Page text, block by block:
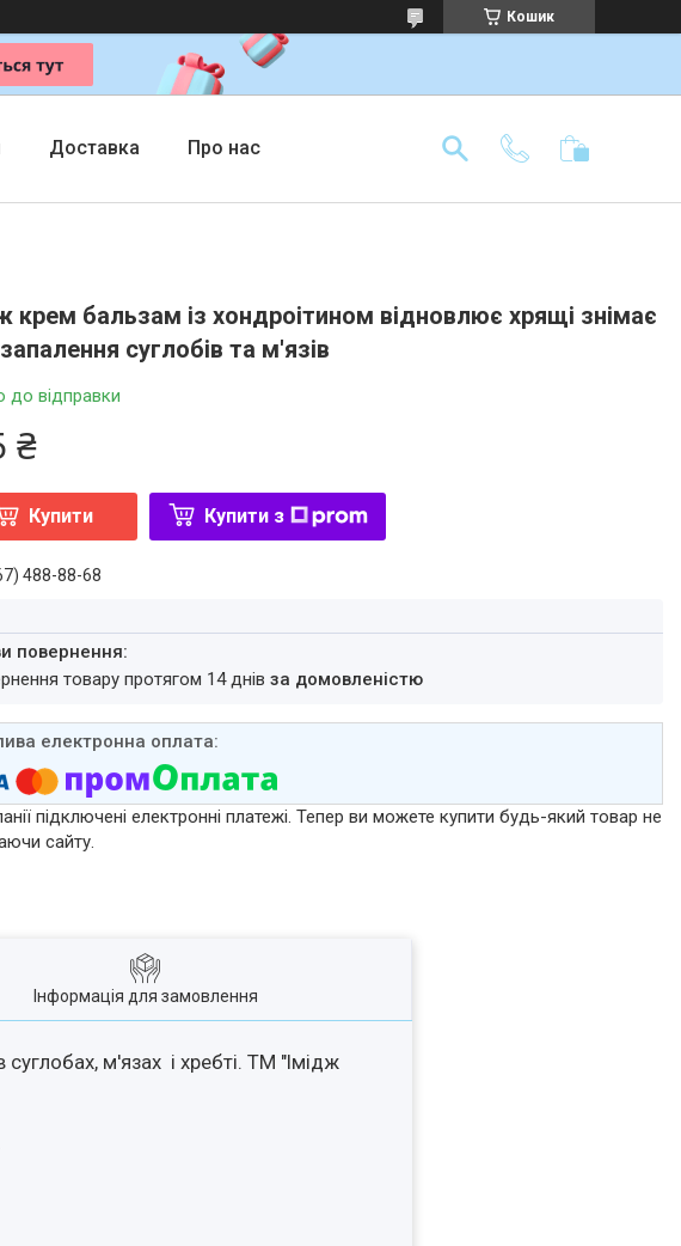
Кошик
Доставка Про нас
крем бальзам із хондроітином відновлює хрящі знімає
суглобів та м'язів
до відправки
₴
Купити Купити з
488-88-68
товару протягом 14 днівза домовленістю
підключені електронні платежі. Тепер ви можете купити будь-який товар не
сайту.
Інформація для замовлення
м'язах і хребті. ТМ "Імідж